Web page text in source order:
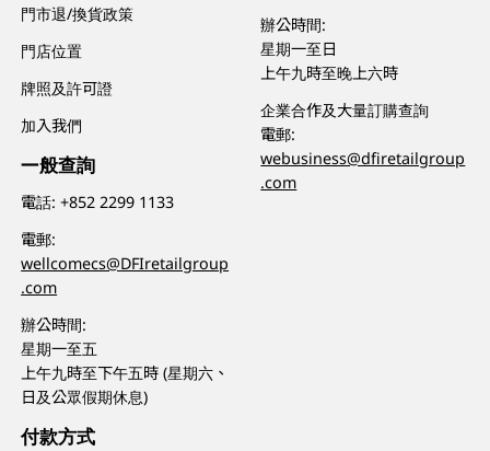
門市退/換貨政策
門店位置
牌照及許可證
加入我們
一般查詢
電話:+852 2299 1133
電郵:
wellcomecs@DFIretailgroup
.com
辦公時間:
星期一至五
上午九時至下午五時 (星期六、
日及公眾假期休息)
辦公時間:
星期一至日
上午九時至晚上六時
企業合作及大量訂購查詢
電郵:
webusiness@dfiretailgroup
.com
付款方式